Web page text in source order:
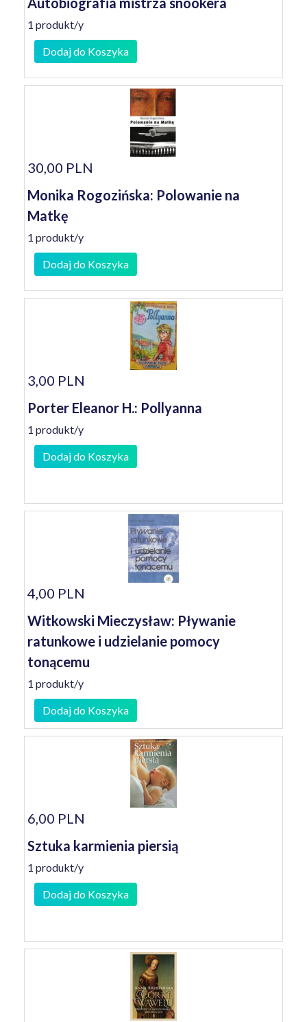
1 produkt/y
Dodaj do Koszyka
30,00 PLN
Monika Rogozińska: Polowanie na
Matkę
1 produkt/y
Dodaj do Koszyka
3,00 PLN
Porter Eleanor H.: Pollyanna
1 produkt/y
Dodaj do Koszyka
4,00 PLN
Witkowski Mieczysław: Pływanie
ratunkowe i udzielanie pomocy
tonącemu
1 produkt/y
Dodaj do Koszyka
6,00 PLN
Sztuka karmienia piersią
1 produkt/y
Dodaj do Koszyka